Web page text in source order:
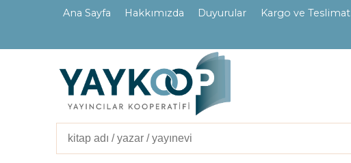
Ana Sayfa Hakkımızda Duyurular Kargo ve Teslimat